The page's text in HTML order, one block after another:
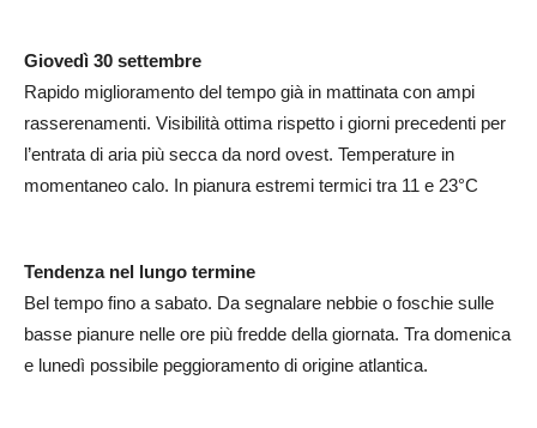
Giovedì 30 settembre
Rapido miglioramento del tempo già in mattinata con ampi
rasserenamenti. Visibilità ottima rispetto i giorni precedenti per
l’entrata di aria più secca da nord ovest. Temperature in
momentaneo calo. In pianura estremi termici tra 11 e 23°C
Tendenza nel lungo termine
Bel tempo fino a sabato. Da segnalare nebbie o foschie sulle
basse pianure nelle ore più fredde della giornata. Tra domenica
e lunedì possibile peggioramento di origine atlantica.